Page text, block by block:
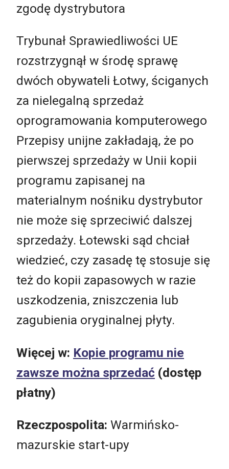
zgodę dystrybutora
Trybunał Sprawiedliwości UE
rozstrzygnął w środę sprawę
dwóch obywateli Łotwy, ściganych
za nielegalną sprzedaż
oprogramowania komputerowego
Przepisy unijne zakładają, że po
pierwszej sprzedaży w Unii kopii
programu zapisanej na
materialnym nośniku dystrybutor
nie może się sprzeciwić dalszej
sprzedaży. Łotewski sąd chciał
wiedzieć, czy zasadę tę stosuje się
też do kopii zapasowych w razie
uszkodzenia, zniszczenia lub
zagubienia oryginalnej płyty.
Więcej w: Kopie programu nie
zawsze można sprzedać (dostęp
płatny)
Rzeczpospolita: Warmińsko-
mazurskie start-upy